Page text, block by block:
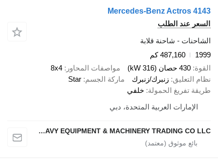
Mercedes-Benz Actros
عند الطلب
- شاحنة قلابة
487,160 كم
430 حصان (316 kW)
مواصفات المحاور
8x4
زنبرك/زنبرك ماركة الجسم Star
الحمولة
خلفي
العربية المتحدة، دبي
NAJI HANOUN USED HEAVY EQUIPMENT & MACHINERY TRADING CO LLC